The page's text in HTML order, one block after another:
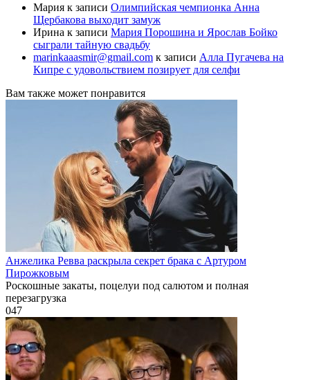
Мария к записи Олимпийская чемпионка Анна
Щербакова выходит замуж
Ирина к записи Мария Порошина и Ярослав Бойко
сыграли тайную свадьбу
marinkaaasmir@gmail.com к записи Алла Пугачева на
Кипре с удовольствием позирует для селфи
Вам также может понравится
Анжелика Ревва раскрыла секрет брака с Артуром
Пирожковым
Роскошные закаты, поцелуи под салютом и полная
перезагрузка
047